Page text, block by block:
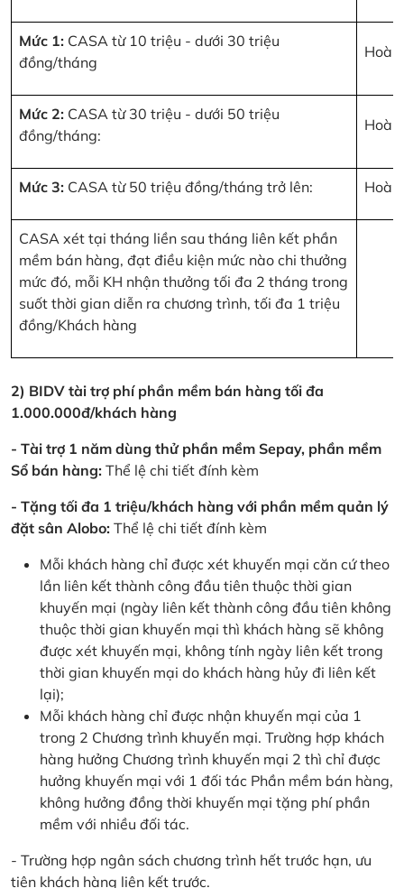
Mức 1: CASA từ 10 triệu - dưới 30 triệu
đồng/tháng
Mức 2: CASA từ 30 triệu - dưới 50 triệu
đồng/tháng:
Mức 3: CASA từ 50 triệu đồng/tháng trở lên:
CASA xét tại tháng liền sau tháng liên kết phần
mềm bán hàng, đạt điều kiện mức nào chi thưởng
mức đó, mỗi KH nhận thưởng tối đa 2 tháng trong
suốt thời gian diễn ra chương trình, tối đa 1 triệu
đồng/Khách hàng
2) BIDV tài trợ phí phần mềm bán hàng tối đa
1.000.000đ/khách hàng
- Tài trợ 1 năm dùng thử phần mềm Sepay, phần mềm
Sổ bán hàng: Thể lệ chi tiết đính kèm
- Tặng tối đa 1 triệu/khách hàng với phần mềm quản lý
đặt sân Alobo: Thể lệ chi tiết đính kèm
Mỗi khách hàng chỉ được xét khuyến mại căn cứ theo
lần liên kết thành công đầu tiên thuộc thời gian
khuyến mại (ngày liên kết thành công đầu tiên không
thuộc thời gian khuyến mại thì khách hàng sẽ không
được xét khuyến mại, không tính ngày liên kết trong
thời gian khuyến mại do khách hàng hủy đi liên kết
lại);
Mỗi khách hàng chỉ được nhận khuyến mại của 1
trong 2 Chương trình khuyến mại. Trường hợp khách
hàng hưởng Chương trình khuyến mại 2 thì chỉ được
hưởng khuyến mại với 1 đối tác Phần mềm bán hàng,
không hưởng đồng thời khuyến mại tặng phí phần
mềm với nhiều đối tác.
- Trường hợp ngân sách chương trình hết trước hạn, ưu
tiên khách hàng liên kết trước.